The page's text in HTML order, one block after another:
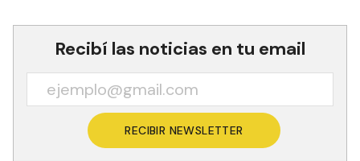
Recibí las noticias en tu email
RECIBIR NEWSLETTER